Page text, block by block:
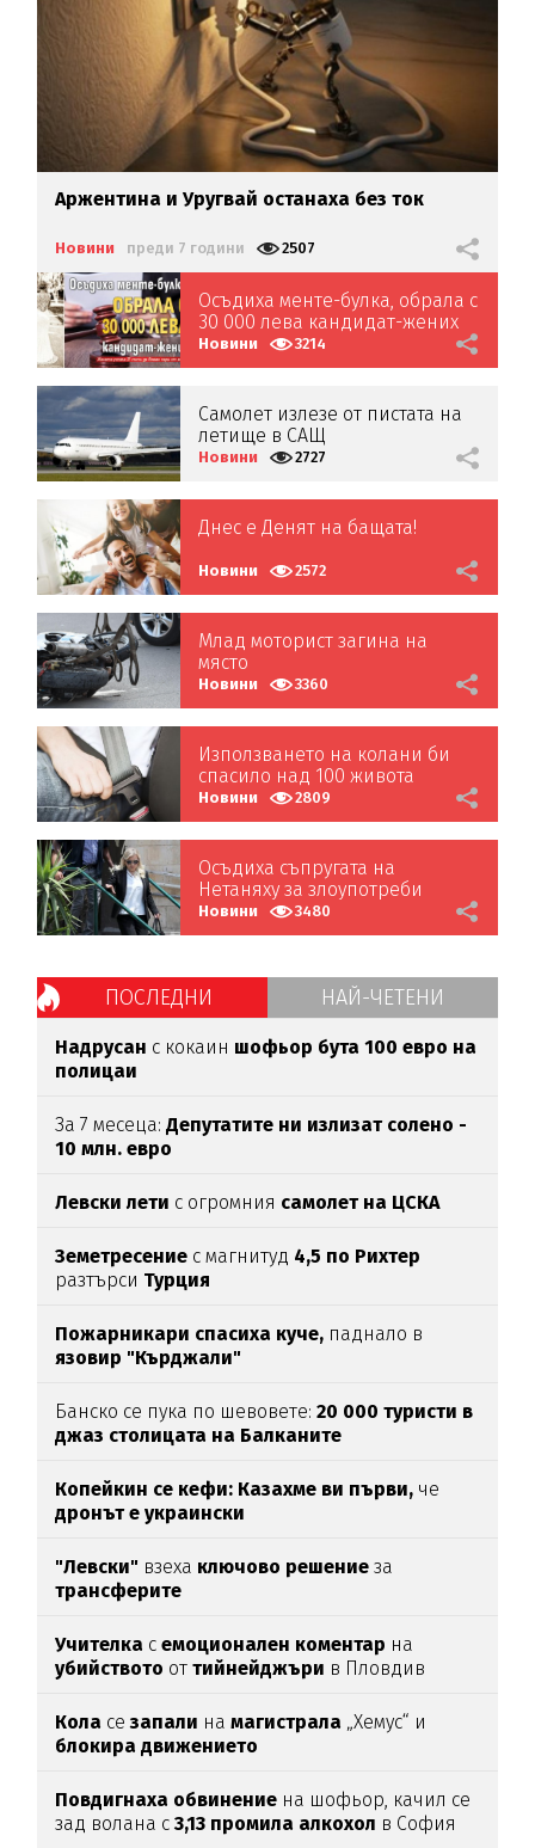
Аржентина и Уругвай останаха без ток
Новини преди 7 години 2507
Осъдиха менте-булка, обрала с
30 000 лева кандидат-жених
Новини 3214
Самолет излезе от пистата на
летище в САЩ
Новини 2727
Днес е Денят на бащата!
Новини 2572
Млад моторист загина на
място
Новини 3360
Използването на колани би
спасило над 100 живота
годишно
Новини 2809
Осъдиха съпругата на
Нетаняху за злоупотреби
Новини 3480
ПОСЛЕДНИ НАЙ-ЧЕТЕНИ
Надрусан с кокаин шофьор бута 100 евро на
полицаи
За 7 месеца: Депутатите ни излизат солено -
10 млн. евро
Левски лети с огромния самолет на ЦСКА
Земетресение с магнитуд 4,5 по Рихтер
разтърси Турция
Пожарникари спасиха куче, паднало в
язовир "Кърджали"
Банско се пука по шевовете:20 000 туристи в
джаз столицата на Балканите
Копейкин се кефи: Казахме ви първи, че
дронът е украински
"Левски" взеха ключово решение за
трансферите
Учителка семоционален коментар на
убийството оттийнейджъри в Пловдив
Кола сезапали намагистрала „Хемус“ и
блокира движението
Повдигнаха обвинение на шофьор, качил се
зад волана с3,13 промила алкохол в София